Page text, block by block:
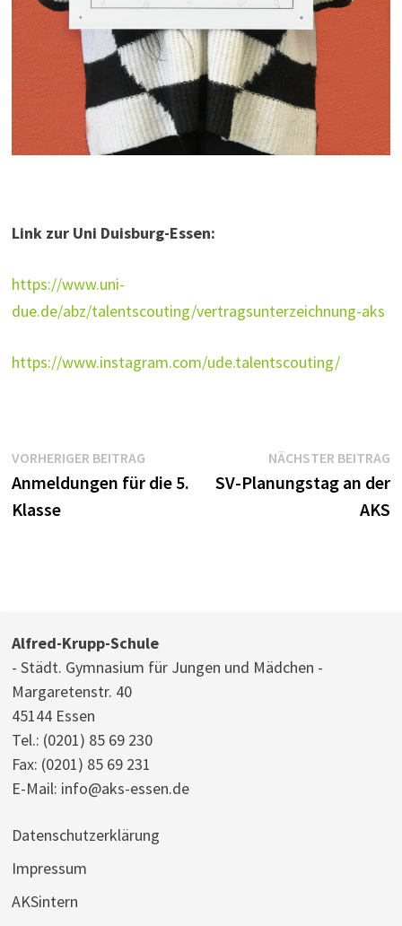
Link zur Uni Duisburg-Essen:
https://www.uni-
due.de/abz/talentscouting/vertragsunterzeichnung-aks
https://www.instagram.com/ude.talentscouting/
Beitragsnavigation
VORHERIGER BEITRAGVorheriger
Beitrag:
Anmeldungen für die 5.
Klasse
NÄCHSTER BEITRAG
SV-Planungstag an der
AKS
Alfred-Krupp-Schule
- Städt. Gymnasium für Jungen und Mädchen -
Margaretenstr. 40
45144 Essen
Tel.: (0201) 85 69 230
Fax: (0201) 85 69 231
E-Mail: info@aks-essen.de
Datenschutzerklärung
Impressum
AKSintern